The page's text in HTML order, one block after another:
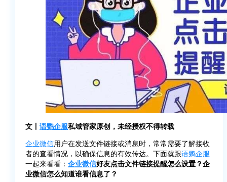
文丨 语鹦企服私域管家原创，未经授权不得转载
企业微信用户在发送文件链接或消息时，常常需要了解接收
者的查看情况，以确保信息的有效传达。下面就跟语鹦企服
一起来看看： 企业微信好友点击文件链接提醒怎么设置？企
业微信怎么知道谁看信息了？